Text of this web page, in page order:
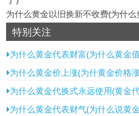
为什么黄金以旧换新不收费(为什
特别关注
为什么黄金代表财富(为什么黄金
为什么黄金价上涨(为什黄金价格
为什么黄金代换式永远使用(黄金
为什么黄金代表财气(为什么说黄